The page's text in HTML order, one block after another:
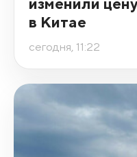
в Китае
сегодня, 11:22